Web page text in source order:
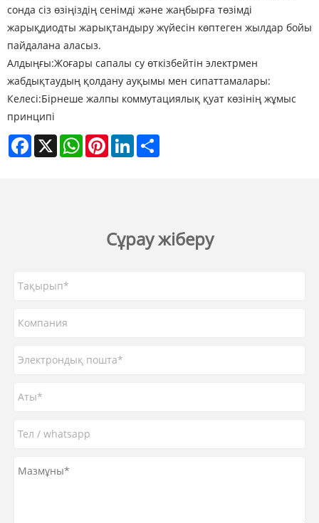
сонда сіз өзіңіздің сенімді және жаңбырға төзімді
жарықдиодты жарықтандыру жүйесін көптеген жылдар бойы
пайдалана аласыз.
Алдыңғы:Жоғары сапалы су өткізбейтін электрмен
жабдықтаудың қолдану ауқымы мен сипаттамалары:
Келесі:Бірнеше жалпы коммутациялық қуат көзінің жұмыс
принципі
Facebook
X WhatsAppPinterestLinkedIn
Сұрау жіберу